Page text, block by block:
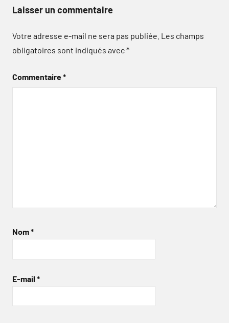
Laisser un commentaire
Votre adresse e-mail ne sera pas publiée. Les champs
obligatoires sont indiqués avec*
Commentaire*
Nom*
E-mail *